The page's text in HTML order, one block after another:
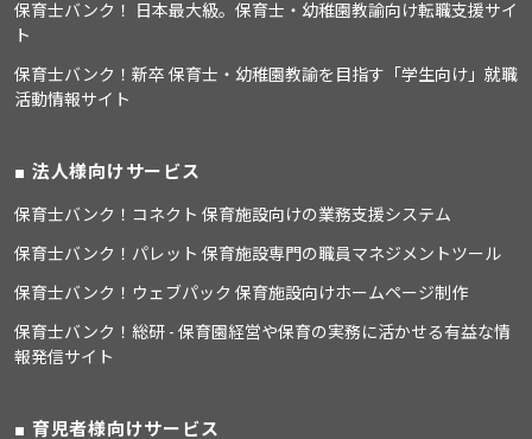
保育士バンク！ 日本最大級。保育士・幼稚園教諭向け転職支援サイ
ト
保育士バンク！新卒 保育士・幼稚園教諭を目指す「学生向け」就職
活動情報サイト
法人様向けサービス
保育士バンク！コネクト 保育施設向けの業務支援システム
保育士バンク！パレット 保育施設専門の職員マネジメントツール
保育士バンク！ウェブパック 保育施設向けホームページ制作
保育士バンク！総研 - 保育園経営や保育の実務に活かせる有益な情
報発信サイト
育児者様向けサービス